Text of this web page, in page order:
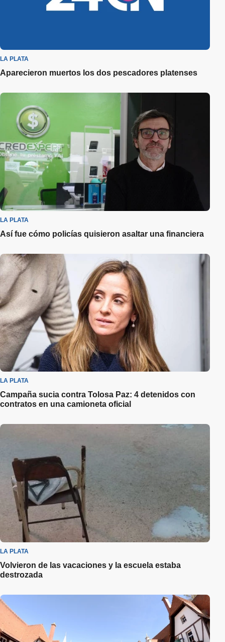
LA PLATA
Aparecieron muertos los dos pescadores platenses
LA PLATA
Así fue cómo policías quisieron asaltar una financiera
LA PLATA
Campaña sucia contra Tolosa Paz: 4 detenidos con
contratos en una camioneta oficial
LA PLATA
Volvieron de las vacaciones y la escuela estaba
destrozada